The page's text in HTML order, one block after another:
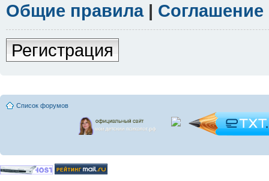
Общие правила|
Регистрация
Список форумов